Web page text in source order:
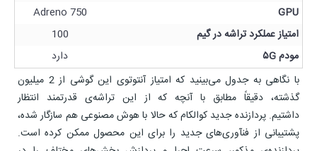
GPU
Adreno 750
امتیاز عملکرد تراشه در گیم
100
مودم ۵G
دارد
با نگاهی به جدول می‌بینید که امتیاز آنتوتوی این گوشی از 2 میلیون
گذشته، دقیقاً مطابق با آنچه که از این تراشه‌ی قدرتمند انتظار
داشتیم. پردازنده جدید کوالکام که حالا با هوش مصنوعی هم سازگار شده،
پشتیبانی از فنآوری‌های جدید را برای این محصول ممکن کرده است.